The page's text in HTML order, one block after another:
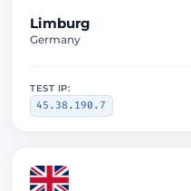
Limburg
Germany
TEST IP:
45.38.190.7